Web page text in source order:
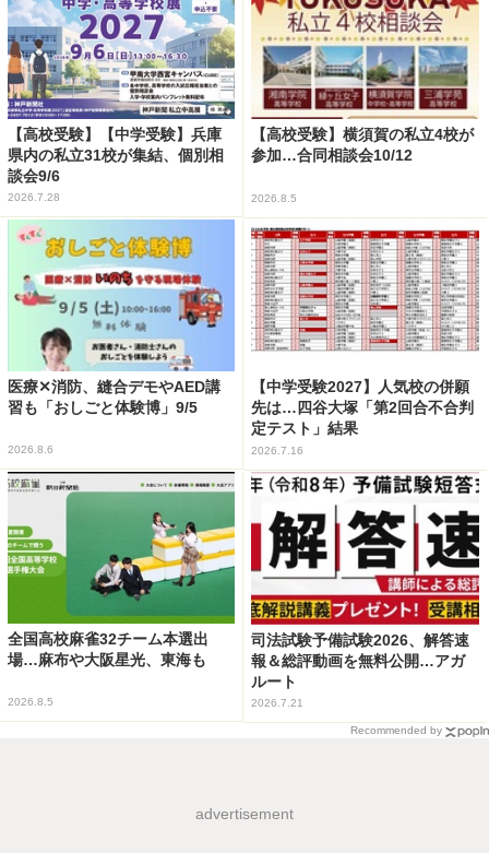
【高校受験】【中学受験】兵庫
県内の私立31校が集結、個別相
談会9/6
2026.7.28
【高校受験】横須賀の私立4校が
参加…合同相談会10/12
2026.8.5
医療✕消防、縫合デモやAED講
習も「おしごと体験博」9/5
2026.8.6
【中学受験2027】人気校の併願
先は…四谷大塚「第2回合不合判
定テスト」結果
2026.7.16
全国高校麻雀32チーム本選出
場…麻布や大阪星光、東海も
2026.8.5
司法試験予備試験2026、解答速
報＆総評動画を無料公開…アガ
ルート
2026.7.21
Recommended by
advertisement